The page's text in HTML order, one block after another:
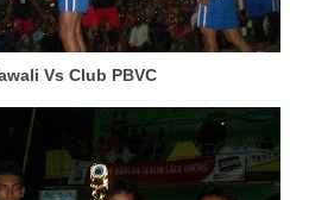
Vs Club PBVC